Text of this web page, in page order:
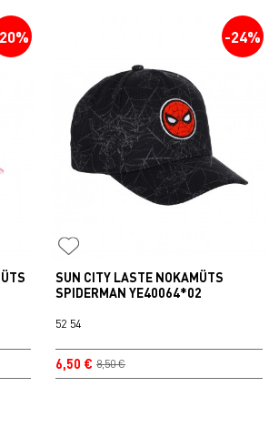
-24%
SUN CITY LASTE NOKAMÜTS
SPIDERMAN YE40064*02
6,50 € 8,50 €
52 54